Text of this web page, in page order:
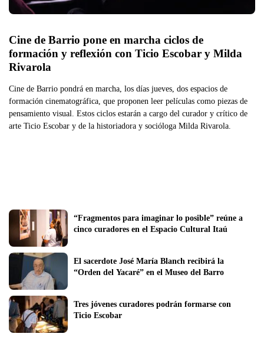
Cine de Barrio pone en marcha ciclos de
formación y reflexión con Ticio Escobar y Milda
Rivarola
Cine de Barrio pondrá en marcha, los días jueves, dos espacios de
formación cinematográfica, que proponen leer películas como piezas de
pensamiento visual. Estos ciclos estarán a cargo del curador y crítico de
arte Ticio Escobar y de la historiadora y socióloga Milda Rivarola.
“Fragmentos para imaginar lo posible” reúne a
cinco curadores en el Espacio Cultural Itaú
El sacerdote José María Blanch recibirá la
“Orden del Yacaré” en el Museo del Barro
Tres jóvenes curadores podrán formarse con
Ticio Escobar